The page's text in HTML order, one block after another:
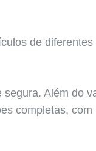
de diferentes
segura. Além do
completas, com